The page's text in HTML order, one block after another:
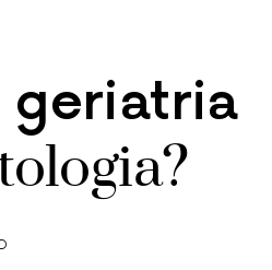
geriatria